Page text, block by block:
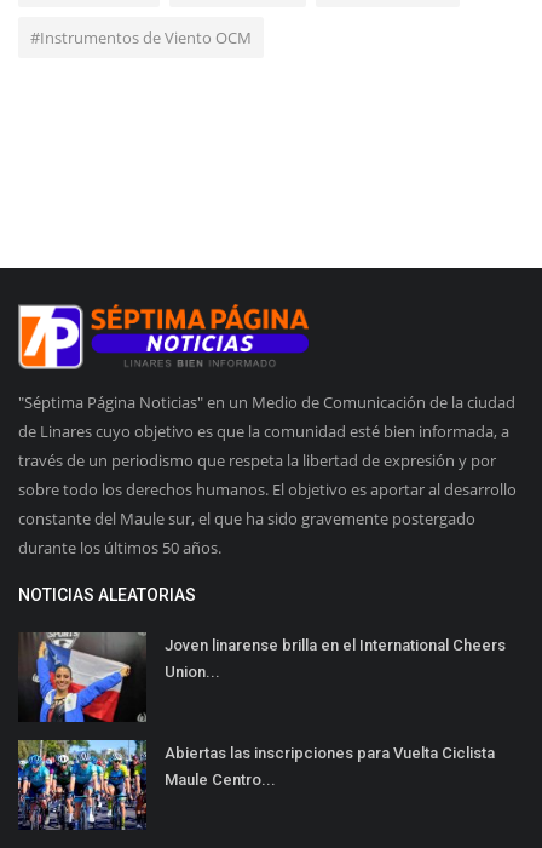
#Instrumentos de Viento OCM
"Séptima Página Noticias" en un Medio de Comunicación de la ciudad
de Linares cuyo objetivo es que la comunidad esté bien informada, a
través de un periodismo que respeta la libertad de expresión y por
sobre todo los derechos humanos. El objetivo es aportar al desarrollo
constante del Maule sur, el que ha sido gravemente postergado
durante los últimos 50 años.
NOTICIAS ALEATORIAS
Joven linarense brilla en el International Cheers
Union...
Abiertas las inscripciones para Vuelta Ciclista
Maule Centro...